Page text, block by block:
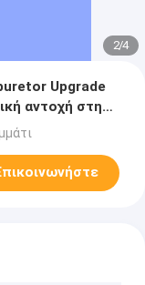
2/4
Upgrade
αντοχή στη